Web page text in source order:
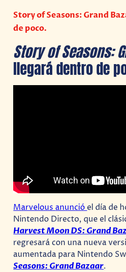
Story of Seasons: Grand
de poco.
Story of Seasons:
llegará dentro de
Marvelous anuncióel día de
Nintendo Directo, que el
Harvest Moon DS: Grand
regresará con una nueva
aumentada para Nintendo
Seasons: Grand Bazaar.